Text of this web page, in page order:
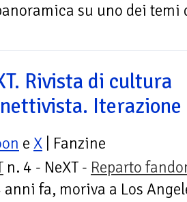
su uno dei temi
Rivista di cultura
Iterazione
e X | Fanzine
n. 4 - NeXT - Reparto
fa, moriva a Los